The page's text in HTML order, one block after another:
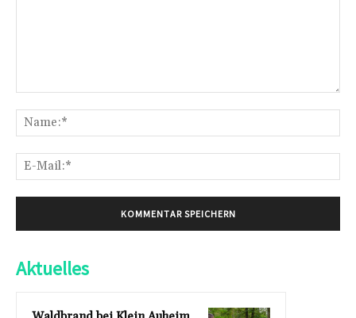
Aktuelles